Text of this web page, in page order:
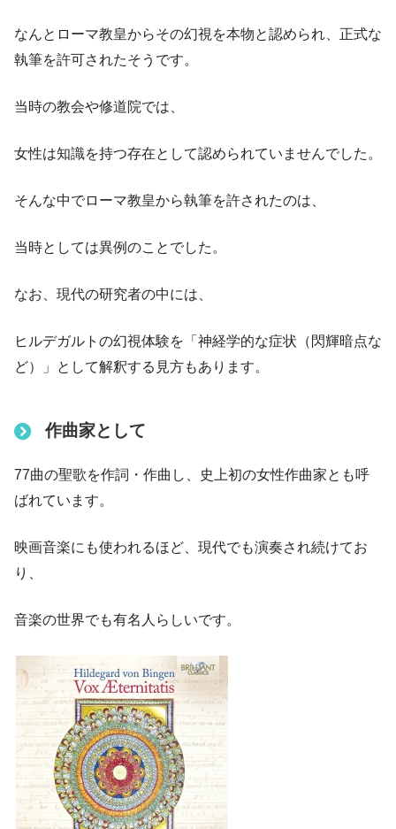
なんとローマ教皇からその幻視を本物と認められ、正式な
執筆を許可されたそうです。
当時の教会や修道院では、
女性は知識を持つ存在として認められていませんでした。
そんな中でローマ教皇から執筆を許されたのは、
当時としては異例のことでした。
なお、現代の研究者の中には、
ヒルデガルトの幻視体験を「神経学的な症状（閃輝暗点な
ど）」として解釈する見方もあります。
作曲家として
77曲の聖歌を作詞・作曲し、史上初の女性作曲家とも呼
ばれています。
映画音楽にも使われるほど、現代でも演奏され続けてお
り、
音楽の世界でも有名人らしいです。